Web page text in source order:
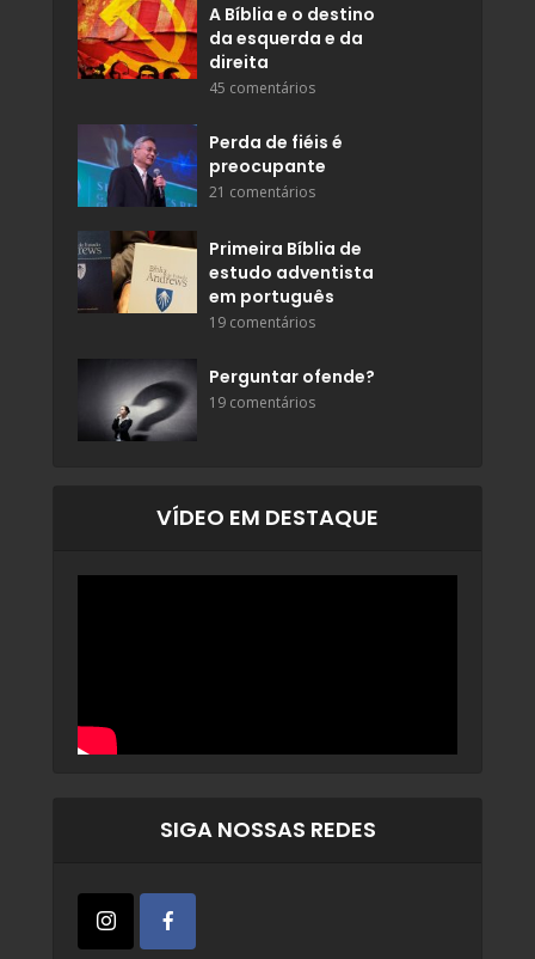
A Bíblia e o destino
da esquerda e da
direita
45 comentários
Perda de fiéis é
preocupante
21 comentários
Primeira Bíblia de
estudo adventista
em português
19 comentários
Perguntar ofende?
19 comentários
VÍDEO EM DESTAQUE
SIGA NOSSAS REDES